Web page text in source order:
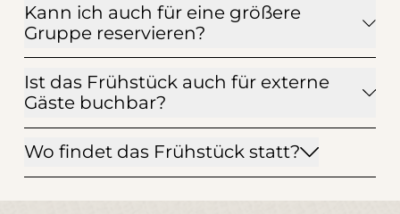
Kann ich auch für eine größere
Gruppe reservieren?
Ist das Frühstück auch für externe
Gäste buchbar?
Wo findet das Frühstück statt?